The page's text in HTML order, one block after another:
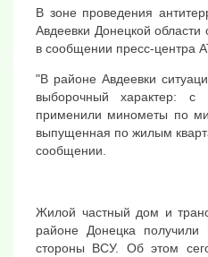
В зоне проведения
Авдеевки Донецкой области
в сообщении пресс-центра
"В районе Авдеевки
выборочный характер:
применили минометы по
выпущенная по жилым
сообщении.
Жилой частный дом и
районе Донецка получили
стороны ВСУ. Об этом